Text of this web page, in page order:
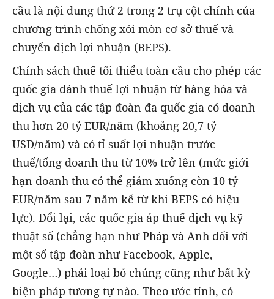
cầu là nội dung thứ 2 trong 2 trụ cột chính của
chương trình chống xói mòn cơ sở thuế và
chuyển dịch lợi nhuận (BEPS).
Chính sách thuế tối thiểu toàn cầu cho phép các
quốc gia đánh thuế lợi nhuận từ hàng hóa và
dịch vụ của các tập đoàn đa quốc gia có doanh
thu hơn 20 tỷ EUR/năm (khoảng 20,7 tỷ
USD/năm) và có tỉ suất lợi nhuận trước
thuế/tổng doanh thu từ 10% trở lên (mức giới
hạn doanh thu có thể giảm xuống còn 10 tỷ
EUR/năm sau 7 năm kể từ khi BEPS có hiệu
lực). Đổi lại, các quốc gia áp thuế dịch vụ kỹ
thuật số (chẳng hạn như Pháp và Anh đối với
một số tập đoàn như Facebook, Apple,
Google…) phải loại bỏ chúng cũng như bất kỳ
biện pháp tương tự nào. Theo ước tính, có